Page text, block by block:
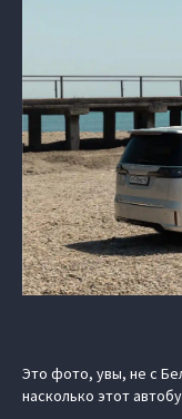
Это фото, увы, не с
насколько этот